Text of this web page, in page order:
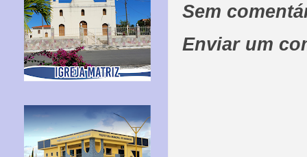
Sem
Enviar um